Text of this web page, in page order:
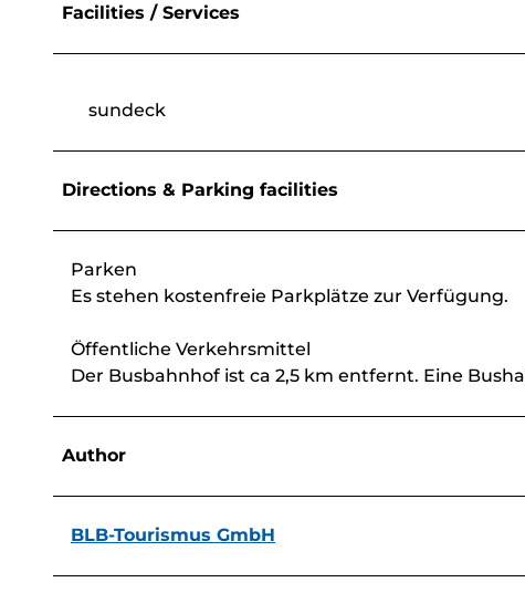
Facilities / Services
sundeck
Directions & Parking facilities
Parken
Es stehen kostenfreie Parkplätze zur Verfügung.
Öffentliche Verkehrsmittel
Der Busbahnhof ist ca 2,5 km entfernt. Eine
Author
BLB-Tourismus GmbH